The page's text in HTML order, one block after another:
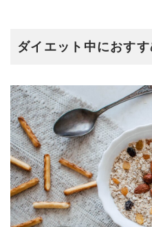
ダイエット中におす